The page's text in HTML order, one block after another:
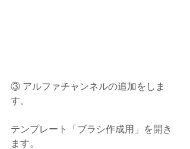
③ アルファチャンネルの追加をしま
す。
テンプレート「ブラシ作成用」を開き
ます。